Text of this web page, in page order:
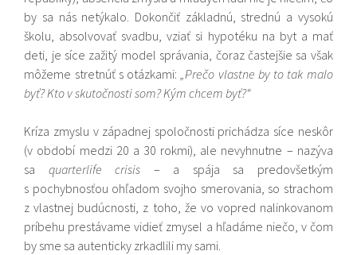
by sa nás netýkalo. Dokončiť základnú, strednú a vysokú
školu, absolvovať svadbu, vziať si hypotéku na byt a mať
deti, je síce zažitý model správania, čoraz častejšie sa však
môžeme stretnúť s otázkami:„Prečo vlastne by to tak malo
byť? Kto v skutočnosti som? Kým chcem byť?“
Kríza zmyslu v západnej spoločnosti prichádza síce neskôr
(v období medzi 20 a 30 rokmi), ale nevyhnutne – nazýva
sa quarterlife crisis – a spája sa predovšetkým
s pochybnosťou ohľadom svojho smerovania, so strachom
z vlastnej budúcnosti, z toho, že vo vopred nalinkovanom
príbehu prestávame vidieť zmysel a hľadáme niečo, v čom
by sme sa autenticky zrkadlili my sami.